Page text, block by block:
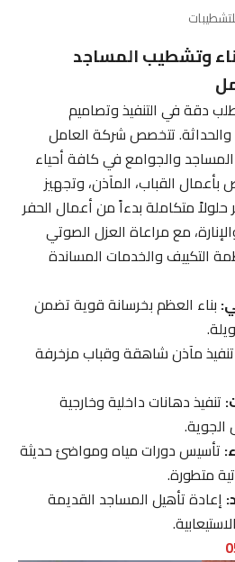
وتشطيب المساجد
دقة في التنفيذ وتصاميم
تتخصص شركة العامل
والجوامع في كافة أحياء
القباب، المآذن، وتجهيز
متكاملة بدءاً من أعمال الحفر
مع مراعاة العزل الصوتي
التكييف والخدمات المساندة
العظم بخرسانة قوية تضمن
مآذن شاهقة وقباب مزخرفة
دهانات داخلية وخارجية
دورات مياه ومواضئ حديثة
متطورة.
تأهيل المساجد القديمة